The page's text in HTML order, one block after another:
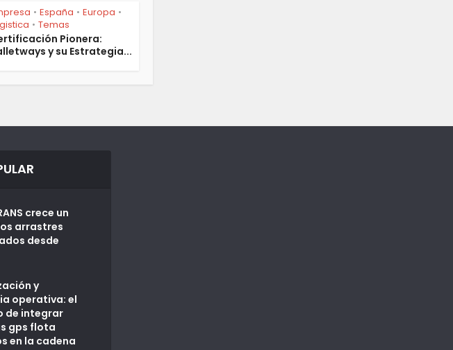
• España • Europa •
• Temas
Pionera:
y su Estrategia...
crece un
arrastres
desde
y
operativa: el
de integrar
gps flota
en la cadena